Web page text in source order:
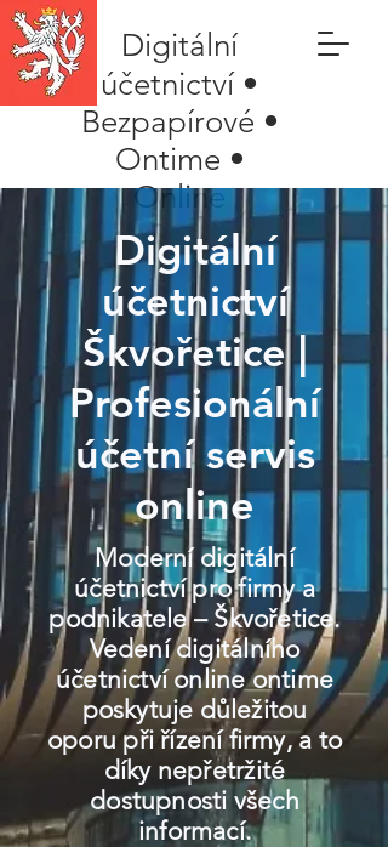
Digitální
účetnictví •
Bezpapírové •
Ontime •
Online
Digitální
účetnictví
Škvořetice |
Profesionální
účetní servis
online
Moderní digitální
účetnictví pro firmy a
podnikatele – Škvořetice.
Vedení digitálního
účetnictví online ontime
poskytuje důležitou
oporu při řízení firmy, a to
díky nepřetržité
dostupnosti všech
informací.